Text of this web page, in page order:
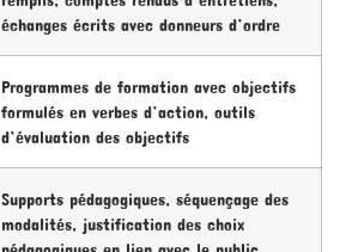
échanges écrits avec donneurs d’ordre
Programmes de formation avec objectifs
formulés en verbes d’action, outils
d’évaluation des objectifs
Supports pédagogiques, séquençage des
modalités, justification des choix